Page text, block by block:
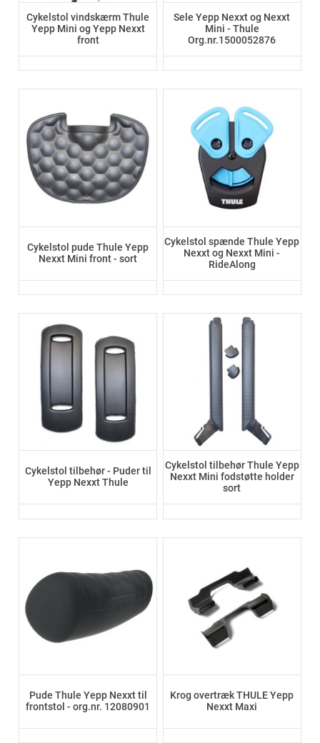
Cykelstol vindskærm Thule
Yepp Mini og Yepp Nexxt
front
Sele Yepp Nexxt og Nexxt
Mini - Thule
Org.nr.1500052876
Cykelstol pude Thule Yepp
Nexxt Mini front - sort
Cykelstol spænde Thule Yepp
Nexxt og Nexxt Mini -
RideAlong
Cykelstol tilbehør - Puder til
Yepp Nexxt Thule
Cykelstol tilbehør Thule Yepp
Nexxt Mini fodstøtte holder
sort
Pude Thule Yepp Nexxt til
frontstol - org.nr. 12080901
Krog overtræk THULE Yepp
Nexxt Maxi